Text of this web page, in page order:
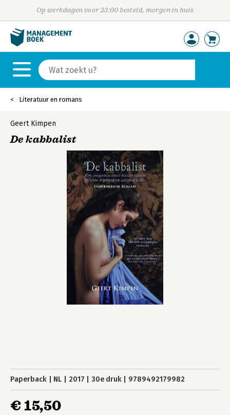
Op werkdagen voor 23:00 besteld, morgen in huis
Literatuur en romans
Geert Kimpen
De kabbalist
Paperback NL 2017 30e druk 9789492179982
€ 15,50